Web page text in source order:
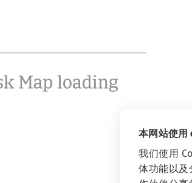
本网站使用
我们使用
体功能以及